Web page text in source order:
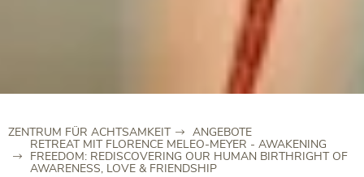
ZENTRUM FÜR ACHTSAMKEIT ANGEBOTE
RETREAT MIT FLORENCE MELEO-MEYER - AWAKENING
FREEDOM: REDISCOVERING OUR HUMAN BIRTHRIGHT OF
AWARENESS, LOVE & FRIENDSHIP